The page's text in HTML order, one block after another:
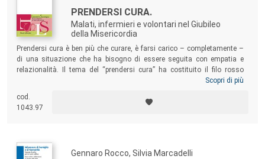
PRENDERSI CURA.
Malati, infermieri e volontari nel Giubileo
della Misericordia
Prendersi cura è ben più che curare, è farsi carico – completamente –
di una situazione che ha bisogno di essere seguita con empatia e
relazionalità. Il tema del “prendersi cura” ha costituito il filo rosso
dell’inchiesta qualitativa concernente il Giubileo degli Ammalati e delle
rappresentato un fenomeno culturale specifico, connesso però a tutta
la fenomenologia sociale e religiosa, e ha cercato di comprendere i
Scopri di più
cod.
1043.97
Gennaro Rocco, Silvia Marcadelli